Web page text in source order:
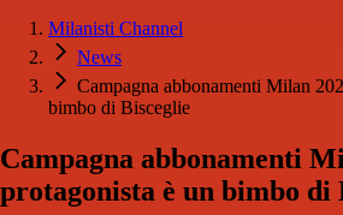
Milanisti Channel
News
Campagna abbonamenti Milan
bimbo di Bisceglie
Campagna abbonamenti
protagonista è un bimbo di